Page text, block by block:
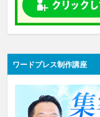
ワードプレス制作講座